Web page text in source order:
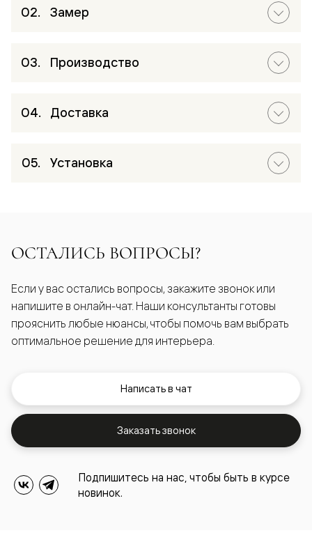
Замер
Производство
Доставка
Установка
ОСТАЛИСЬ ВОПРОСЫ?
Если у вас остались вопросы, закажите звонок или
напишите в онлайн-чат. Наши консультанты готовы
прояснить любые нюансы, чтобы помочь вам выбрать
оптимальное решение для интерьера.
Написать в чат
Заказать звонок
Подпишитесь на нас, чтобы быть в курсе
новинок.